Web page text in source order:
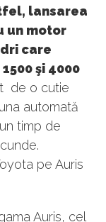
lansarea
un motor
care
şi 4000
de o cutie
automată
timp de
pe Auris
Auris, cel